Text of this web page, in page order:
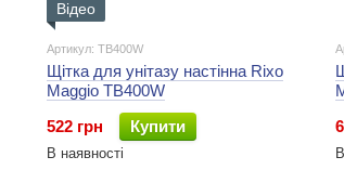
Відео
Артикул: TB400W
Щітка для унітазу настінна Rixo
Maggio TB400W
522 грн
Купити
В наявності